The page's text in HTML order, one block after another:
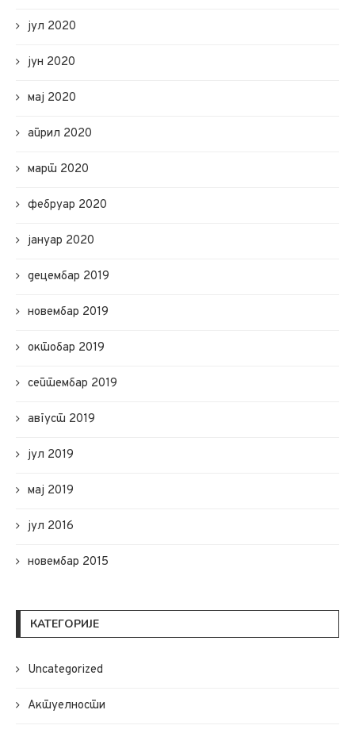
јул 2020
јун 2020
мај 2020
април 2020
март 2020
фебруар 2020
јануар 2020
децембар 2019
новембар 2019
октобар 2019
септембар 2019
август 2019
јул 2019
мај 2019
јул 2016
новембар 2015
КАТЕГОРИЈЕ
Uncategorized
Актуелности